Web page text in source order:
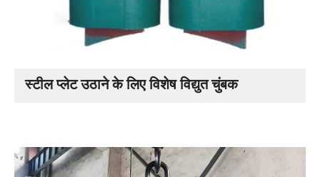
स्टील प्लेट उठाने के लिए विशेष विद्युत चुंबक